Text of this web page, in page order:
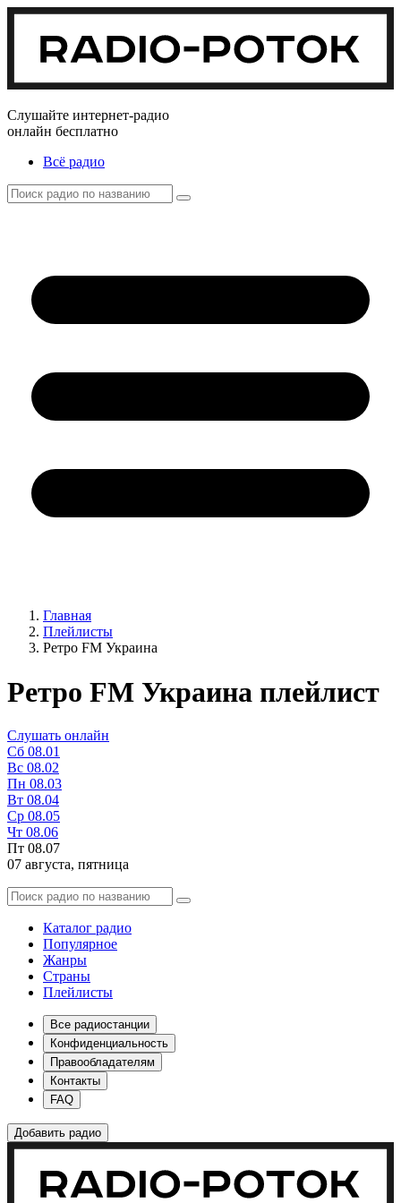
Слушайте интернет-радио
онлайн бесплатно
Всё радио
Главная
Плейлисты
Ретро FM Украина
Ретро FM Украина плейлист
Слушать онлайн
Сб 08.01
Вс 08.02
Пн 08.03
Вт 08.04
Ср 08.05
Чт 08.06
Пт 08.07
07 августа, пятница
Каталог радио
Популярное
Жанры
Страны
Плейлисты
Все радиостанции
Конфиденциальность
Правообладателям
Контакты
FAQ
Добавить радио